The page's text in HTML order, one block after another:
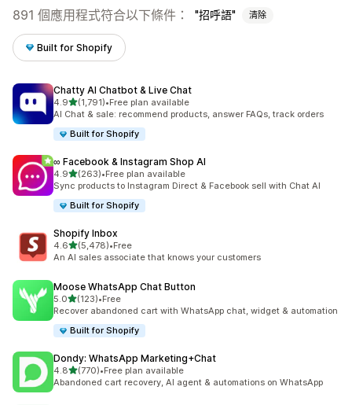
891 個應用程式符合以下條件： 招呼語 清除
Built for Shopify
Chatty AI Chatbot & Live Chat
4.9滿分 5 顆星
(1,791)
共有 1791 則評價
•Free plan available
AI Chat & sale: recommend products, answer FAQs, track orders
Built for Shopify
∞ Facebook & Instagram Shop AI
4.9滿分 5 顆星
(263)
共有 263 則評價
•Free plan available
Sync products to Instagram Direct & Facebook sell with Chat AI
Built for Shopify
Shopify Inbox
4.6滿分 5 顆星
(5,478)
共有 5478 則評價
•Free
An AI sales associate that knows your customers
Moose WhatsApp Chat Button
5.0滿分 5 顆星
(123)
共有 123 則評價
•Free
Recover abandoned cart with WhatsApp chat, widget & automation
Built for Shopify
Dondy: WhatsApp Marketing+Chat
4.8滿分 5 顆星
(770)
共有 770 則評價
•Free plan available
Abandoned cart recovery, AI agent & automations on WhatsApp